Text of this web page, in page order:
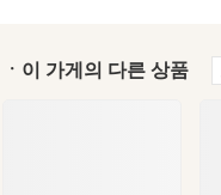
ㆍ이 가게의 다른 상품